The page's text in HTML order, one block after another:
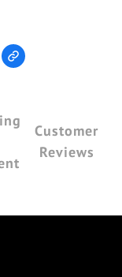
Customer
Reviews